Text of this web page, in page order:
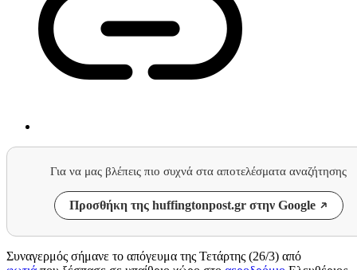
Για να μας βλέπεις πιο συχνά στα αποτελέσματα αναζήτησης
Προσθήκη της huffingtonpost.gr στην Google
Συναγερμός σήμανε το απόγευμα της Τετάρτης (26/3) από